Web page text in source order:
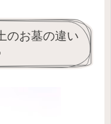
のお墓の違い